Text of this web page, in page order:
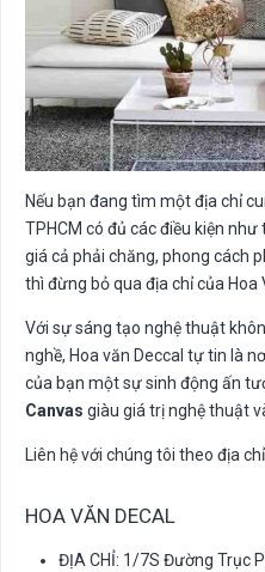
Nếu bạn đang tìm một địa chỉ
TPHCM có đủ các điều kiện
giá cả phải chăng, phong cách
thì đừng bỏ qua địa chỉ của Hoa
Với sự sáng tạo nghệ thuật
nghề, Hoa văn Deccal tự tin là
của bạn một sự sinh động ấn
Canvas giàu giá trị nghệ thuật
Liên hệ với chúng tôi theo địa
HOA VĂN DECAL
ĐỊA CHỈ: 1/7S Đường Trục